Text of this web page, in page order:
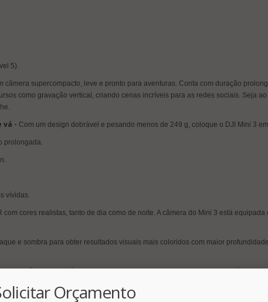
5).
câmera supercompacto, leve e pronto para aventuras. Conta com duração
como gravação vertical, criando cenas incríveis para as redes sociais. Seja
vá - Com um design dobrável e pesando menos de 249 g, coloque o DJI Mini 3
prolongada.
vívidas.
com cores realistas, tanto de dia como de noite. A câmera do Mini 3 está
e sombra para obter resultados visuais mais coloridos com maior
1.7 da câmera e os píxels 4 em 1 maiores de 2,4 μm registram detalhes nítidos e
locais antes de fotografar.Orçamento